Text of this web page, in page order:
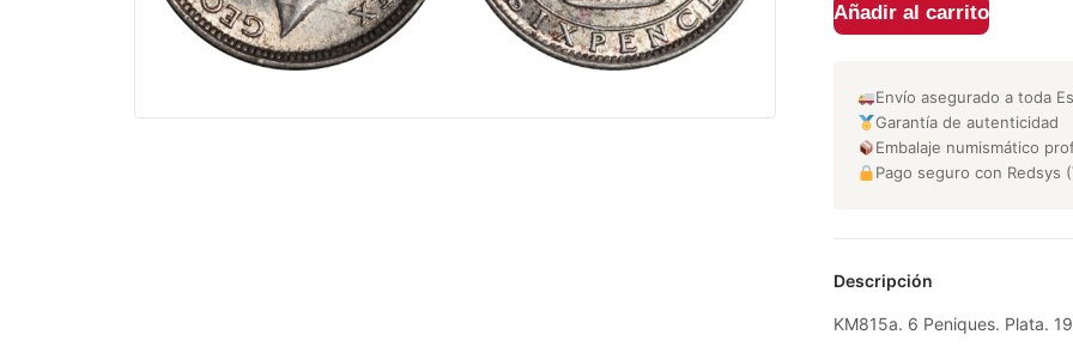
Añadir al carrito
Envío asegurado a toda
Garantía de autenticidad
Embalaje numismático
Pago seguro con Redsys
Descripción
KM815a. 6 Peniques. Plata.